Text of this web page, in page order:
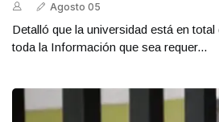
Agosto 05
Detalló que la universidad está en
toda la Información que sea requer...